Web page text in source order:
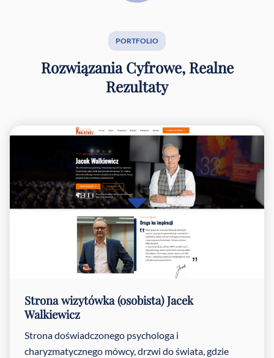
PORTFOLIO
Rozwiązania Cyfrowe, Realne
Rezultaty
Strona wizytówka (osobista) Jacek
Walkiewicz
Strona doświadczonego psychologa i
charyzmatycznego mówcy, drzwi do świata, gdzie